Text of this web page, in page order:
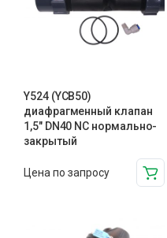
Y524 (YCB50)
диафрагменный клапан
1,5″ DN40 NC нормально-
закрытый
Цена по запросу